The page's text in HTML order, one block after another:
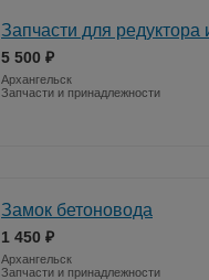
Запчасти для
5 500 ₽
Архангельск
Запчасти и принадлежности
Замок бетоновода
1 450 ₽
Архангельск
Запчасти и принадлежности